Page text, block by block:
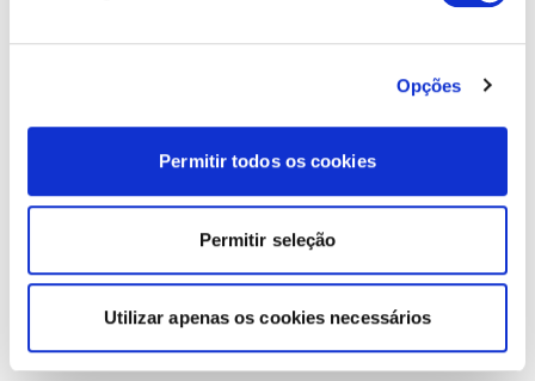
Opções
Permitir todos os cookies
Permitir seleção
Utilizar apenas os cookies necessários